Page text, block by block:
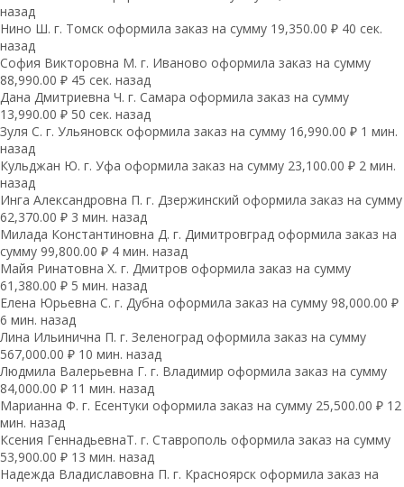
назад
Нино Ш. г. Томск оформила заказ на сумму 19,350.00 ₽ 40 сек.
назад
София Викторовна М. г. Иваново оформила заказ на сумму
88,990.00 ₽ 45 сек. назад
Дана Дмитриевна Ч. г. Самара оформила заказ на сумму
13,990.00 ₽ 50 сек. назад
Зуля С. г. Ульяновск оформила заказ на сумму 16,990.00 ₽ 1 мин.
назад
Кульджан Ю. г. Уфа оформила заказ на сумму 23,100.00 ₽ 2 мин.
назад
Инга Александровна П. г. Дзержинский оформила заказ на сумму
62,370.00 ₽ 3 мин. назад
Милада Константиновна Д. г. Димитровград оформила заказ на
сумму 99,800.00 ₽ 4 мин. назад
Майя Ринатовна Х. г. Дмитров оформила заказ на сумму
61,380.00 ₽ 5 мин. назад
Елена Юрьевна С. г. Дубна оформила заказ на сумму 98,000.00 ₽
6 мин. назад
Лина Ильинична П. г. Зеленоград оформила заказ на сумму
567,000.00 ₽ 10 мин. назад
Людмила Валерьевна Г. г. Владимир оформила заказ на сумму
84,000.00 ₽ 11 мин. назад
Марианна Ф. г. Есентуки оформила заказ на сумму 25,500.00 ₽ 12
мин. назад
Ксения ГеннадьевнаТ. г. Ставрополь оформила заказ на сумму
53,900.00 ₽ 13 мин. назад
Надежда Владиславовна П. г. Красноярск оформила заказ на